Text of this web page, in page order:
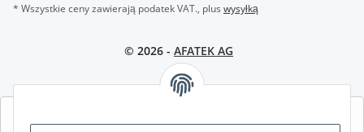
* Wszystkie ceny zawierają podatek VAT., plus wysyłką
© 2026 - AFATEK AG
AFATEK INTERNATIONAL – WYBIERZ REGION I JĘZYK | SELECT